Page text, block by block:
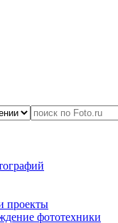
проекты
фототехники